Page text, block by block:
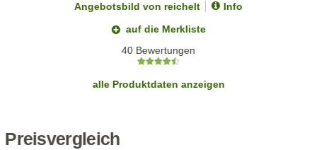
Angebotsbild von reichelt
Info
auf die Merkliste
40 Bewertungen
alle Produktdaten anzeigen
Preisvergleich